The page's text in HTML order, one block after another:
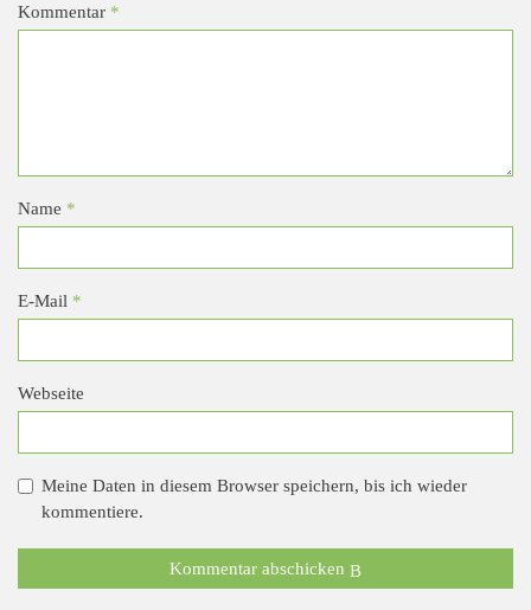
Kommentar *
Name *
E-Mail *
Webseite
Meine Daten in diesem Browser speichern, bis ich wieder
kommentiere.
Kommentar abschicken